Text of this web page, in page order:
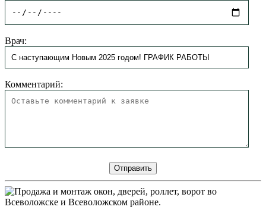
Врач:
Комментарий: